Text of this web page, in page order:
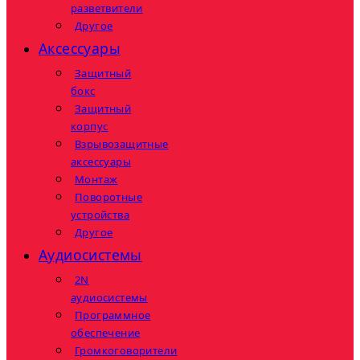
разветвители
Другое
Аксессуары
Защитный
бокс
Защитный
корпус
Взрывозащитные
аксессуары
Монтаж
Поворотные
устройства
Другое
Аудиосистемы
2N
аудиосистемы
Программное
обеспечение
Громкоговорители